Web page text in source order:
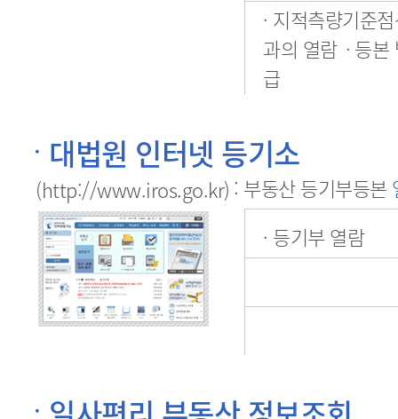
· 지적측량기준
과의 열람ㆍ등본
급
대법원 인터넷 등기소
(http://www.iros.go.kr) : 부동산 등기부등본
· 등기부 열람